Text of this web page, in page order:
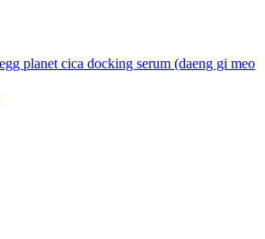
planet cica docking serum (daeng gi meo